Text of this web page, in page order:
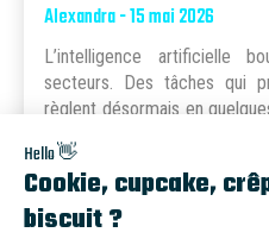
Alexandra - 15 mai 2026
L’intelligence artificielle
secteurs. Des tâches qui
règlent désormais en
Hello 👋
Cookie, cupcake,
biscuit ?